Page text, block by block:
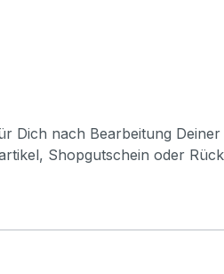
Dich nach Bearbeitung
Shopgutschein oder